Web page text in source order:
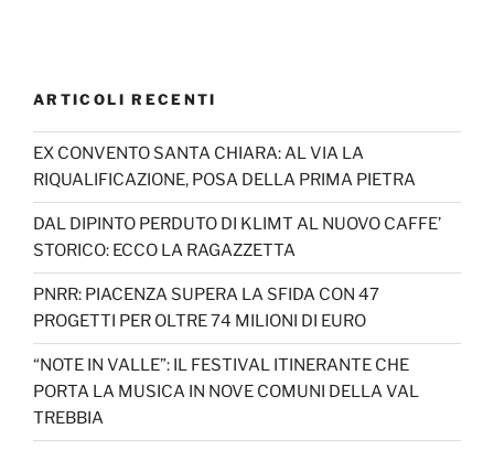
ARTICOLI RECENTI
EX CONVENTO SANTA CHIARA: AL VIA LA
RIQUALIFICAZIONE, POSA DELLA PRIMA PIETRA
DAL DIPINTO PERDUTO DI KLIMT AL NUOVO CAFFE’
STORICO: ECCO LA RAGAZZETTA
PNRR: PIACENZA SUPERA LA SFIDA CON 47
PROGETTI PER OLTRE 74 MILIONI DI EURO
“NOTE IN VALLE”: IL FESTIVAL ITINERANTE CHE
PORTA LA MUSICA IN NOVE COMUNI DELLA VAL
TREBBIA